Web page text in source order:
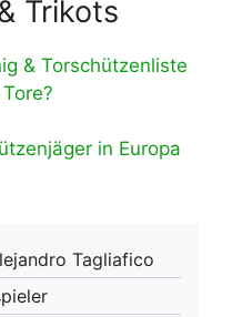
Trikots
& Torschützenliste
in Europa
Tagliafico